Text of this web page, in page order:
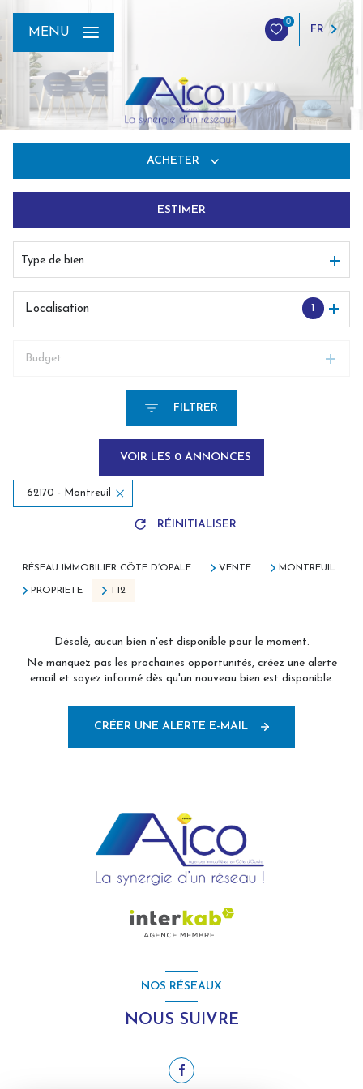
0
FR
MENU
ACHETER
De l'immo pro
ESTIMER
Type de bien
1
Localisation
Budget
FILTRER
VOIR LES 0 ANNONCES
62170 - Montreuil
RÉINITIALISER
RÉSEAU IMMOBILIER CÔTE D’OPALE VENTE MONTREUIL
PROPRIETE T12
Désolé, aucun bien n'est disponible pour le moment.
Ne manquez pas les prochaines opportunités, créez une alerte
email et soyez informé dès qu'un nouveau bien est disponible.
CRÉER UNE ALERTE E-MAIL
NOS RÉSEAUX
NOUS SUIVRE